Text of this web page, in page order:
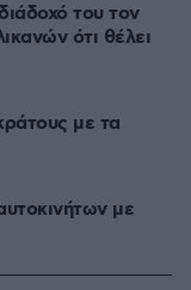
του τον
ότι θέλει
με τα
με